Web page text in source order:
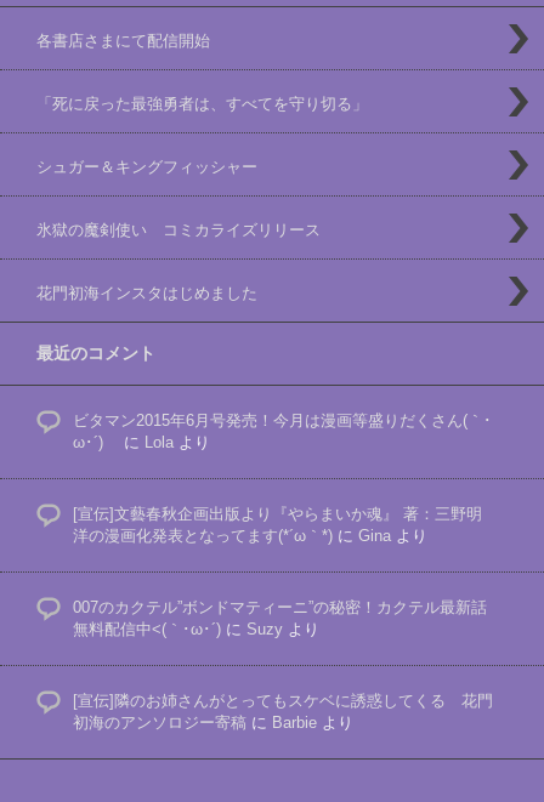
各書店さまにて配信開始
「死に戻った最強勇者は、すべてを守り切る」
シュガー＆キングフィッシャー
氷獄の魔剣使い コミカライズリリース
花門初海インスタはじめました
最近のコメント
ビタマン2015年6月号発売！今月は漫画等盛りだくさん(｀･
ω･´)ゞ
に Lola より
[宣伝]文藝春秋企画出版より『やらまいか魂』 著：三野明
洋の漫画化発表となってます(*´ω｀*) に Gina より
007のカクテル”ボンドマティーニ”の秘密！カクテル最新話
無料配信中<(｀･ω･´) に Suzy より
[宣伝]隣のお姉さんがとってもスケベに誘惑してくる 花門
初海のアンソロジー寄稿 に Barbie より